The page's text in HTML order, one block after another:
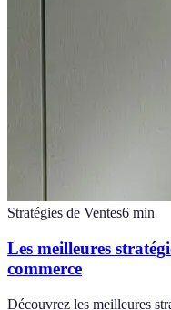
Stratégies de Ventes6 min
Les meilleures
commerce
Découvrez les meilleures